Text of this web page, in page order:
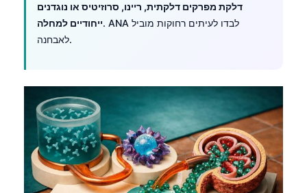
דלקת מפרקים דלקתית, ריינו, סרוזיטיס או נוגדנים
ייחודיים למחלה. ANA לבדו לעיתים רחוקות מוביל
לאבחנה.